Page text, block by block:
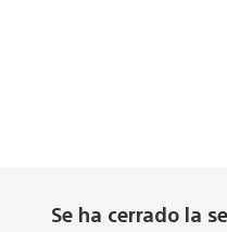
Se ha cerrado la